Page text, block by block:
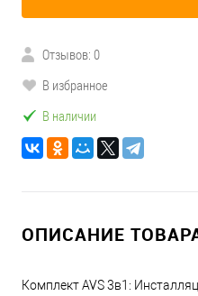
Отзывов: 0
В избранное
В наличии
ОПИСАНИЕ
Комплект AVS 3в1: